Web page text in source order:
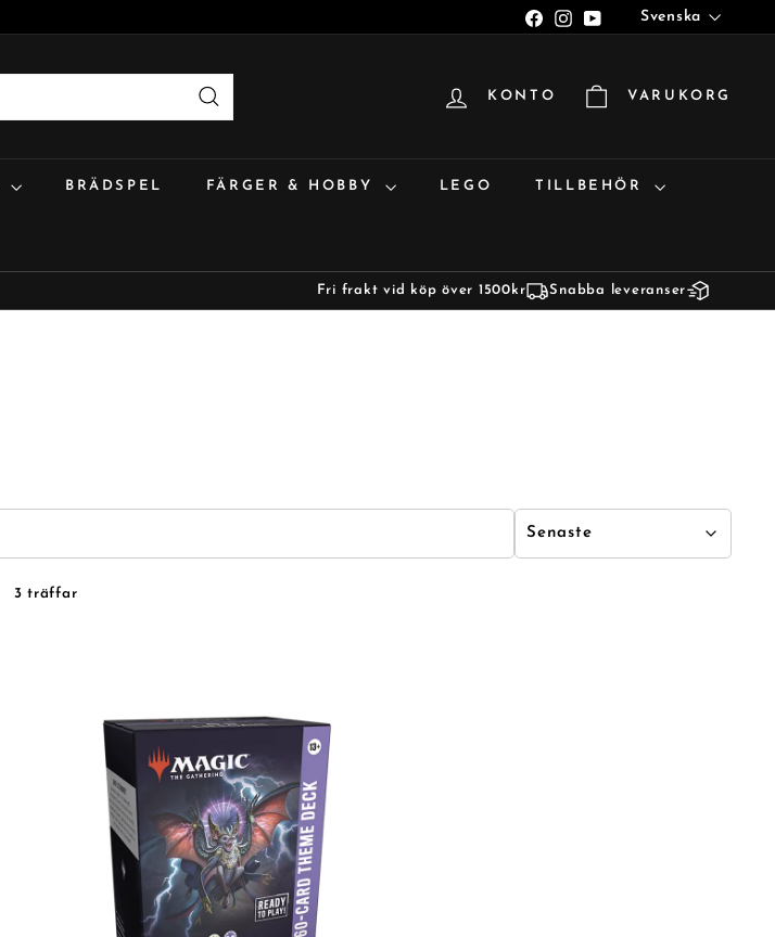
Facebook
Instagram
YouTube
Språk
Svenska
Sök
KONTO VARUKORG
BRÄDSPEL FÄRGER & HOBBY LEGO TILLBEHÖR
Fri frakt vid köp över 1500kr Snabba leveranser
3 träffar